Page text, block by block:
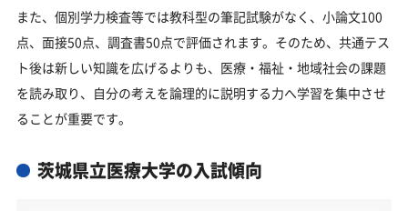
また、個別学力検査等では教科型の筆記試験がなく、小論文100
点、面接50点、調査書50点で評価されます。そのため、共通テス
ト後は新しい知識を広げるよりも、医療・福祉・地域社会の課題
を読み取り、自分の考えを論理的に説明する力へ学習を集中させ
ることが重要です。
茨城県立医療大学の入試傾向